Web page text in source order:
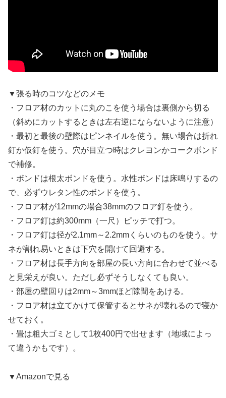
▼張る時のコツなどのメモ
・フロア材のカットに丸のこを使う場合は裏側から切る
（斜めにカットするときは左右逆にならないように注意）
・最初と最後の壁際はピンネイルを使う。無い場合は折れ
釘か仮釘を使う。穴が目立つ時はクレヨンかコークボンド
で補修。
・ボンドは根太ボンドを使う。水性ボンドは床鳴りするの
で、必ずウレタン性のボンドを使う。
・フロア材が12mmの場合38mmのフロア釘を使う。
・フロア釘は約300mm（一尺）ピッチで打つ。
・フロア釘は径が2.1mm～2.2mmくらいのものを使う。サ
ネが割れ易いときは下穴を開けて回避する。
・フロア材は長手方向を部屋の長い方向に合わせて並べる
と見栄えが良い。ただし必ずそうしなくても良い。
・部屋の壁回りは2mm～3mmほど隙間をあける。
・フロア材は立てかけて保管するとサネが壊れるので寝か
せておく。
・畳は粗大ゴミとして1枚400円で出せます（地域によっ
て違うかもです）。
▼Amazonで見る